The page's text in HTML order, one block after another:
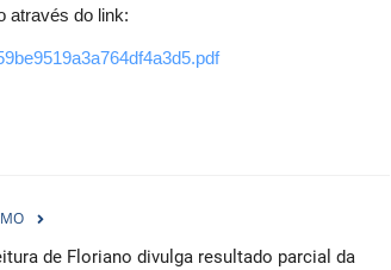
através do link:
de Floriano divulga resultado parcial da